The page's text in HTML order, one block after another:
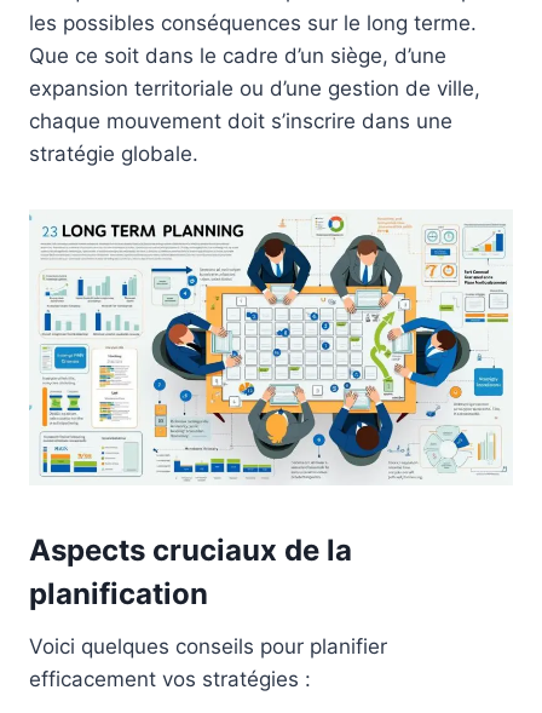
les possibles conséquences sur le long terme.
Que ce soit dans le cadre d’un siège, d’une
expansion territoriale ou d’une gestion de ville,
chaque mouvement doit s’inscrire dans une
stratégie globale.
Aspects cruciaux de la
planification
Voici quelques conseils pour planifier
efficacement vos stratégies :